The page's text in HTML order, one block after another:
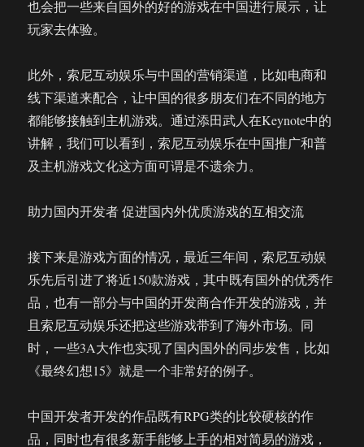
也会把一些来自国外的好的游戏在中国进行展示，让
玩家去体验。
此外，索尼互动娱乐与中国的营销渠道，比如电商和
线下渠道来配合，让中国的很多朋友们在不同的地方
都能够接触到主机游戏。通过添田武人在Keynote中的
讲解，我们可以看到，索尼互动娱乐在中国推广和普
及主机游戏文化这方面可谓是不遗余力。
助力国内开发者 促进国内外优质游戏的互相交流
接下来是游戏方面的情况，最近三年间，索尼互动娱
乐先后引进了将近150款游戏，其中既有国外的优秀作
品，也有一部分与中国的开发商合作开发的游戏，并
且索尼互动娱乐还把这些游戏带到了海外市场。同
时，一些3A大作也实现了国内国外的同步发售，比如
《最终幻想15》就是一个非常好的例子。
中国开发者开发的作品既有RPG类的比较硬核的作
品，同时也有很多新手能够上手的相对简易的游戏，